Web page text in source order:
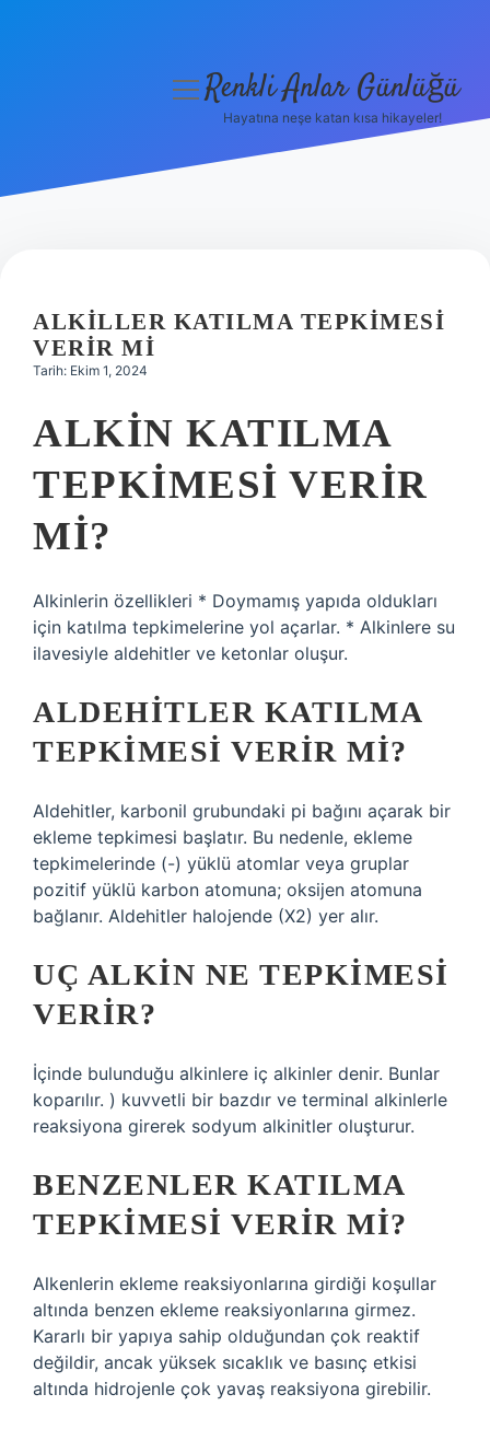
Hakkımızda
menüyüRenkli Anlar Günlüğü
Hayatına neşe katan kısa hikayeler!
ALKILLER KATILMA TEPKIMESI
VERIR MI
Tarih: Ekim 1, 2024
ALKIN KATILMA
TEPKIMESI VERIR
MI?
Alkinlerin özellikleri * Doymamış yapıda oldukları
için katılma tepkimelerine yol açarlar. * Alkinlere su
ilavesiyle aldehitler ve ketonlar oluşur.
ALDEHITLER KATILMA
TEPKIMESI VERIR MI?
Aldehitler, karbonil grubundaki pi bağını açarak bir
ekleme tepkimesi başlatır. Bu nedenle, ekleme
tepkimelerinde (-) yüklü atomlar veya gruplar
pozitif yüklü karbon atomuna; oksijen atomuna
bağlanır. Aldehitler halojende (X2) yer alır.
UÇ ALKIN NE TEPKIMESI
VERIR?
İçinde bulunduğu alkinlere iç alkinler denir. Bunlar
koparılır. ) kuvvetli bir bazdır ve terminal alkinlerle
reaksiyona girerek sodyum alkinitler oluşturur.
BENZENLER KATILMA
TEPKIMESI VERIR MI?
Alkenlerin ekleme reaksiyonlarına girdiği koşullar
altında benzen ekleme reaksiyonlarına girmez.
Kararlı bir yapıya sahip olduğundan çok reaktif
değildir, ancak yüksek sıcaklık ve basınç etkisi
altında hidrojenle çok yavaş reaksiyona girebilir.